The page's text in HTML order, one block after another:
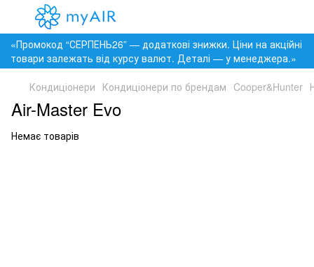
«Промокод “СЕРПЕНЬ26” — додаткові знижки. Ціни на акційні
товари залежать від курсу валют. Деталі — у менеджера.»
Кондиціонери Кондиціонери по брендам Cooper&Hunter
Air-Master Evo
Немає товарів